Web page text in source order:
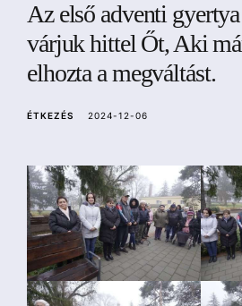
a
Az első adventi
várjuk hittel Őt, Aki
elhozta a megváltást.
ÉTKEZÉS 2024-12-06